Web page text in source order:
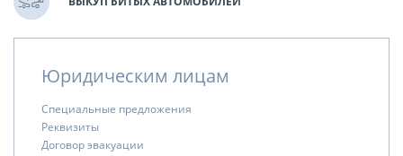
Юридическим лицам
Специальные предложения
Реквизиты
Договор эвакуации